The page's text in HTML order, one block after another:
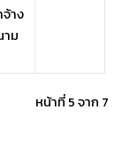
าง
ม
หน้าที่ 5 จาก 7